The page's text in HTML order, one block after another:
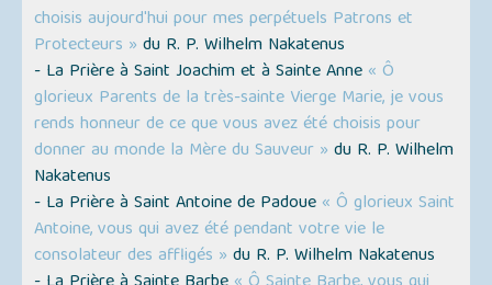
choisis aujourd'hui pour mes perpétuels Patrons et
Protecteurs » du R. P. Wilhelm Nakatenus
- La Prière à Saint Joachim et à Sainte Anne « Ô
glorieux Parents de la très-sainte Vierge Marie, je vous
rends honneur de ce que vous avez été choisis pour
donner au monde la Mère du Sauveur » du R. P. Wilhelm
Nakatenus
- La Prière à Saint Antoine de Padoue « Ô glorieux Saint
Antoine, vous qui avez été pendant votre vie le
consolateur des affligés » du R. P. Wilhelm Nakatenus